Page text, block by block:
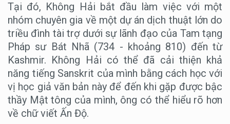
Tại đó, Không Hải bắt đầu làm việc với một
nhóm chuyên gia về một dự án dịch thuật lớn do
triều đình tài trợ dưới sự lãnh đạo của Tam tạng
Pháp sư Bát Nhã (734 - khoảng 810) đến từ
Kashmir. Không Hải có thể đã cải thiện khả
năng tiếng Sanskrit của mình bằng cách học với
vị học giả văn bản này để đến khi gặp được bậc
thầy Mật tông của mình, ông có thể hiểu rõ hơn
về chữ viết Ấn Độ.